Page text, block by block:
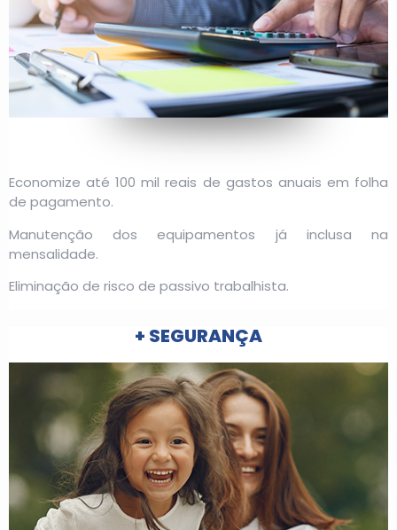
Economize até 100 mil reais de gastos anuais em folha
de pagamento.
Manutenção dos equipamentos já inclusa na
mensalidade.
Eliminação de risco de passivo trabalhista.
+ SEGURANÇA